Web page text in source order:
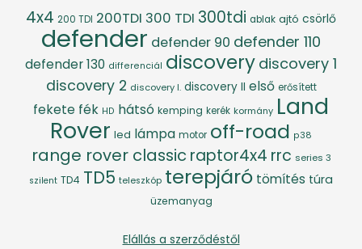
4x4 200 TDI 200TDI 300 TDI 300tdi ablak ajtó csörlő
defender defender 90 defender 110
defender 130 differenciál discovery discovery 1
discovery 2 discovery I. discovery II első erősített
fekete fék HD hátsó kemping kerék kormány Land
Rover led lámpa motor off-road p38
range rover classic raptor4x4 rrc series 3
szilent TD4 TD5 teleszkóp terepjáró tömítés túra
üzemanyag
Elállás a szerződéstől